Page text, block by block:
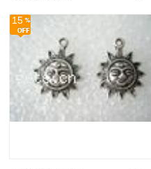
15